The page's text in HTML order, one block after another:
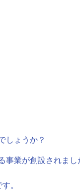
しょうか？
業が創設されまし
。